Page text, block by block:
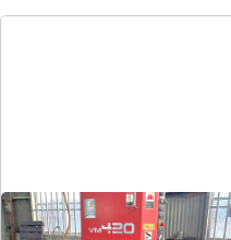
立形バンドソー